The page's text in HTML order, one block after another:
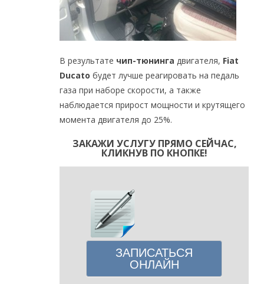
В результате чип-тюнинга двигателя, Fiat
Ducato будет лучше реагировать на педаль
газа при наборе скорости, а также
наблюдается прирост мощности и крутящего
момента двигателя до 25%.
ЗАКАЖИ УСЛУГУ ПРЯМО СЕЙЧАС,
КЛИКНУВ ПО КНОПКЕ!
ЗАПИСАТЬСЯ
ОНЛАЙН